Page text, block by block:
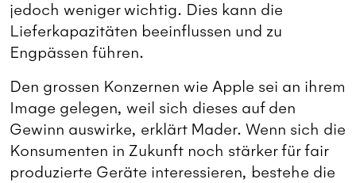
jedoch weniger wichtig. Dies kann die
Lieferkapazitäten beeinflussen und zu
Engpässen führen.
Den grossen Konzernen wie Apple sei an ihrem
Image gelegen, weil sich dieses auf den
Gewinn auswirke, erklärt Mader. Wenn sich die
Konsumenten in Zukunft noch stärker für fair
produzierte Geräte interessieren, bestehe die